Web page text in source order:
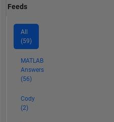
Feeds
All
(59)
MATLAB
Answers
(56)
Cody
(2)